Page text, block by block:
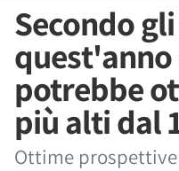
Secondo
quest'anno
potrebbe
più alti dal
Ottime